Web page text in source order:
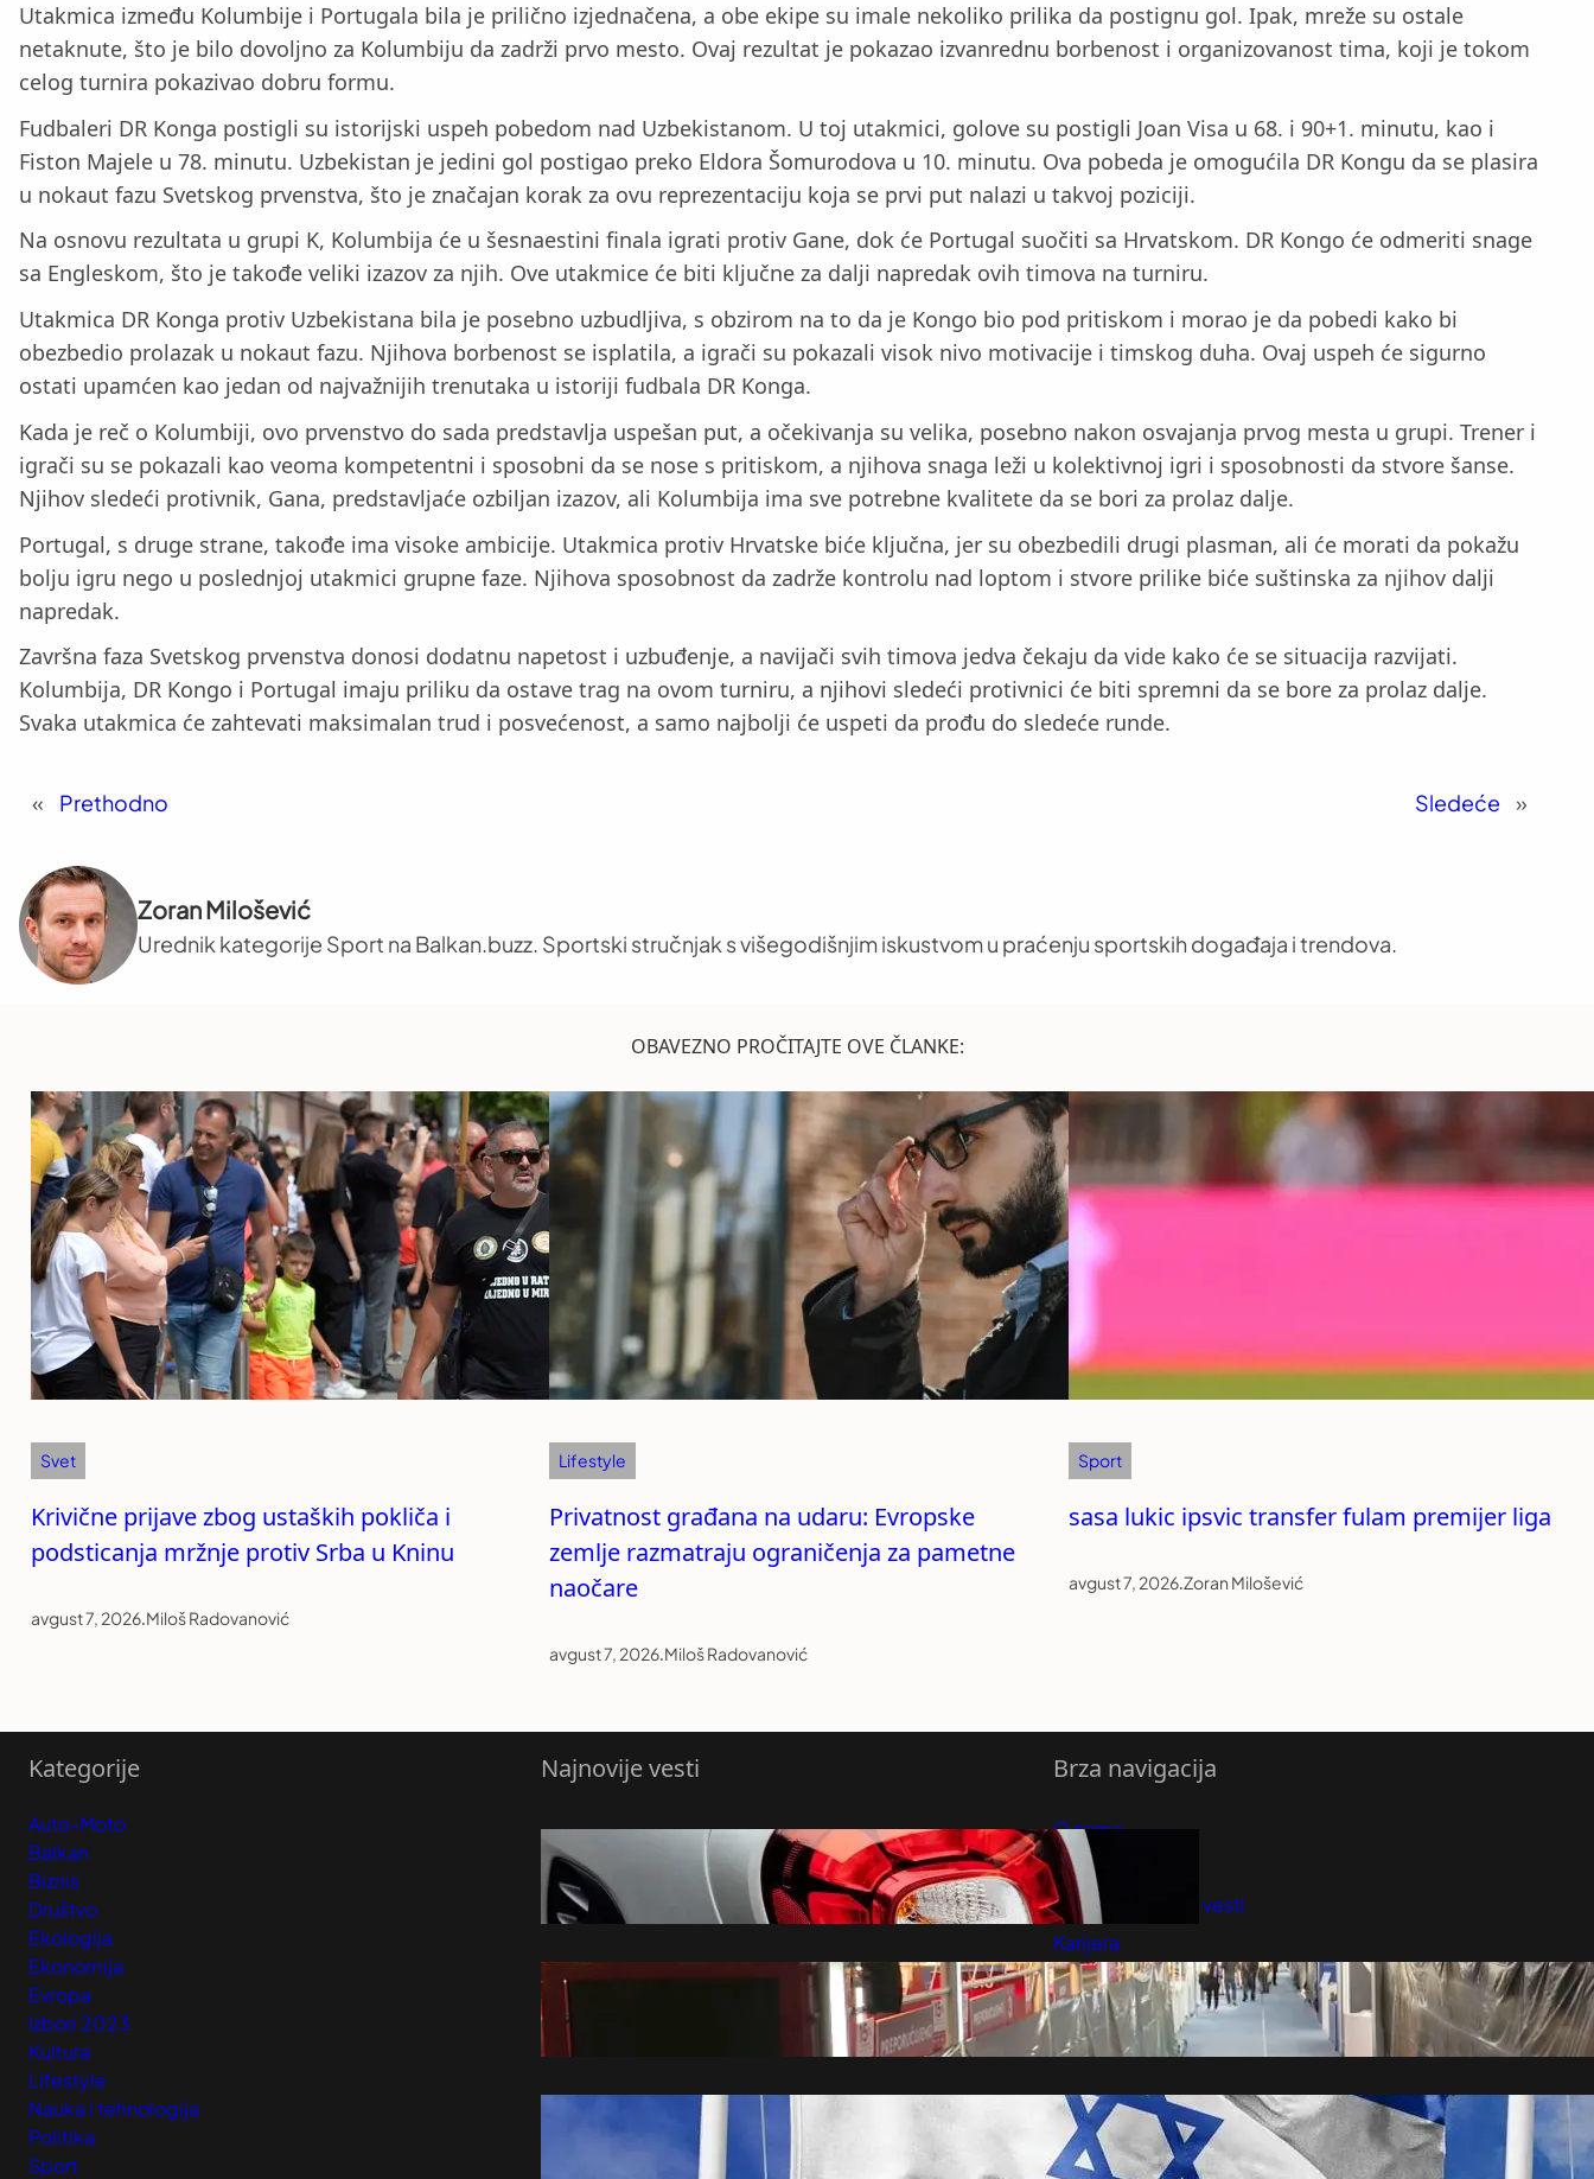
Utakmica između Kolumbije i Portugala bila je prilično izjednačena, a obe ekipe su imale nekoliko prilika da postignu gol. Ipak, mreže su ostale
netaknute, što je bilo dovoljno za Kolumbiju da zadrži prvo mesto. Ovaj rezultat je pokazao izvanrednu borbenost i organizovanost tima, koji je tokom
celog turnira pokazivao dobru formu.
Fudbaleri DR Konga postigli su istorijski uspeh pobedom nad Uzbekistanom. U toj utakmici, golove su postigli Joan Visa u 68. i 90+1. minutu, kao i
Fiston Majele u 78. minutu. Uzbekistan je jedini gol postigao preko Eldora Šomurodova u 10. minutu. Ova pobeda je omogućila DR Kongu da se plasira
u nokaut fazu Svetskog prvenstva, što je značajan korak za ovu reprezentaciju koja se prvi put nalazi u takvoj poziciji.
Na osnovu rezultata u grupi K, Kolumbija će u šesnaestini finala igrati protiv Gane, dok će Portugal suočiti sa Hrvatskom. DR Kongo će odmeriti snage
sa Engleskom, što je takođe veliki izazov za njih. Ove utakmice će biti ključne za dalji napredak ovih timova na turniru.
Utakmica DR Konga protiv Uzbekistana bila je posebno uzbudljiva, s obzirom na to da je Kongo bio pod pritiskom i morao je da pobedi kako bi
obezbedio prolazak u nokaut fazu. Njihova borbenost se isplatila, a igrači su pokazali visok nivo motivacije i timskog duha. Ovaj uspeh će sigurno
ostati upamćen kao jedan od najvažnijih trenutaka u istoriji fudbala DR Konga.
Kada je reč o Kolumbiji, ovo prvenstvo do sada predstavlja uspešan put, a očekivanja su velika, posebno nakon osvajanja prvog mesta u grupi. Trener i
igrači su se pokazali kao veoma kompetentni i sposobni da se nose s pritiskom, a njihova snaga leži u kolektivnoj igri i sposobnosti da stvore šanse.
Njihov sledeći protivnik, Gana, predstavljaće ozbiljan izazov, ali Kolumbija ima sve potrebne kvalitete da se bori za prolaz dalje.
Portugal, s druge strane, takođe ima visoke ambicije. Utakmica protiv Hrvatske biće ključna, jer su obezbedili drugi plasman, ali će morati da pokažu
bolju igru nego u poslednjoj utakmici grupne faze. Njihova sposobnost da zadrže kontrolu nad loptom i stvore prilike biće suštinska za njihov dalji
napredak.
Završna faza Svetskog prvenstva donosi dodatnu napetost i uzbuđenje, a navijači svih timova jedva čekaju da vide kako će se situacija razvijati.
Kolumbija, DR Kongo i Portugal imaju priliku da ostave trag na ovom turniru, a njihovi sledeći protivnici će biti spremni da se bore za prolaz dalje.
Svaka utakmica će zahtevati maksimalan trud i posvećenost, a samo najbolji će uspeti da prođu do sledeće runde.
« Prethodno Sledeće »
Zoran Milošević
Urednik kategorije Sport na Balkan.buzz. Sportski stručnjak s višegodišnjim iskustvom u praćenju sportskih događaja i trendova.
OBAVEZNO PROČITAJTE OVE ČLANKE:
Svet
Krivične prijave zbog ustaških pokliča i
podsticanja mržnje protiv Srba u Kninu
avgust 7, 2026.Miloš Radovanović
Lifestyle
Privatnost građana na udaru: Evropske
zemlje razmatraju ograničenja za pametne
naočare
avgust 7, 2026.Miloš Radovanović
Sport
sasa lukic ipsvic transfer fulam premijer liga
avgust 7, 2026.Zoran Milošević
Kategorije
Auto-Moto
Balkan
Biznis
Društvo
Ekologija
Ekonomija
Evropa
Izbori 2023
Kultura
Lifestyle
Nauka i tehnologija
Politika
Sport
Najnovije vesti
Smart otkrio novi gradski električni
automobil na potpuno neobičan način
(FOTO)
avgust 8, 2026
Nedeljnik: Najveći izdavači neće
učestvovati na ovogodišnjem Sajmu
knjiga – Vesti iz Srbije, regiona i sveta
Postignut dogovor Libana i Izraela o
mogućim trupama za nadzor
razoružavanja Hezbolaha – Svet
Brza navigacija
O nama
Predloži Vest
Pretplatite se na vesti
Karijera
Marketing
Kontakt